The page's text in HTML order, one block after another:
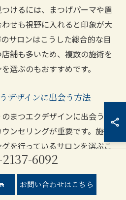
けるには、まつげパーマや眉
せも視野に入れると印象が大
サロンはこうした総合的な目
舗も多いため、複数の施術を
選ぶのもおすすめです。
デザインに出会う方法
まつエクデザインに出会うた
ンセリングが重要です。施術
を行っているサロンを選ぶこ
の大きさ、普段のメイクやラ
最適な提案を受けることがで
6092
お問い合わせはこちら